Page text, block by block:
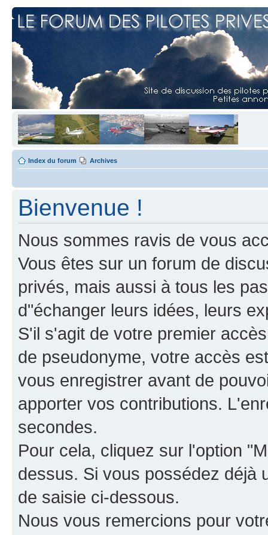
Index du forum Archives
Bienvenue !
Nous sommes ravis de vous
Vous êtes sur un forum de
privés, mais aussi à tous les
d"échanger leurs idées, leurs
S'il s'agit de votre premier
de pseudonyme, votre accès
vous enregistrer avant de
apporter vos contributions.
secondes.
Pour cela, cliquez sur l'option
dessus. Si vous possédez déjà
de saisie ci-dessous.
Nous vous remercions pour